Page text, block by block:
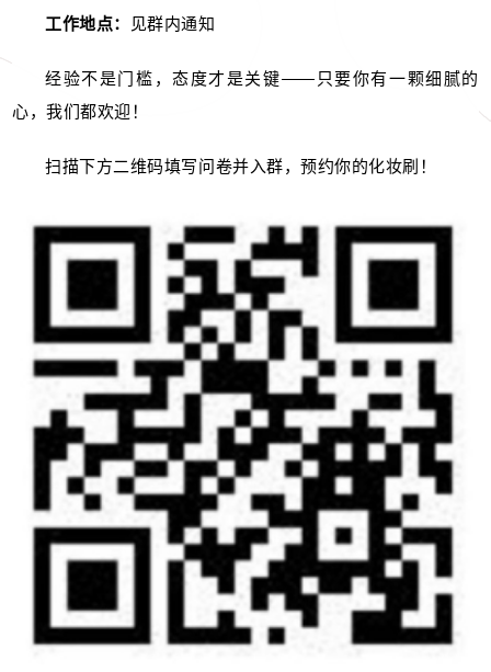
工作地点： 见群内通知
经验不是门槛，态度才是关键——只要你有一颗细腻的
心，我们都欢迎！
扫描下方二维码填写问卷并入群，预约你的化妆刷！